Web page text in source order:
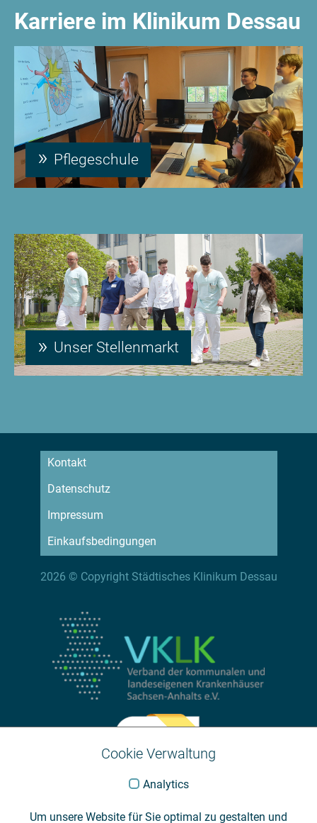
Karriere im Klinikum Dessau
Pflegeschule
Unser Stellenmarkt
Kontakt
Datenschutz
Impressum
Einkaufsbedingungen
2026 © Copyright Städtisches Klinikum Dessau
Cookie Verwaltung
Analytics
Um unsere Website für Sie optimal zu gestalten und